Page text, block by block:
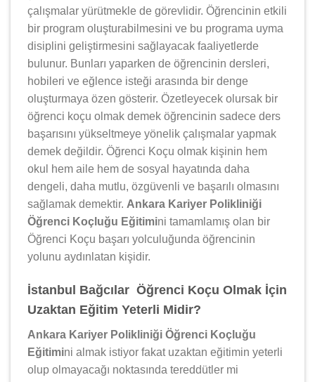
çalışmalar yürütmekle de görevlidir. Öğrencinin etkili
bir program oluşturabilmesini ve bu programa uyma
disiplini geliştirmesini sağlayacak faaliyetlerde
bulunur. Bunları yaparken de öğrencinin dersleri,
hobileri ve eğlence isteği arasında bir denge
oluşturmaya özen gösterir. Özetleyecek olursak bir
öğrenci koçu olmak demek öğrencinin sadece ders
başarısını yükseltmeye yönelik çalışmalar yapmak
demek değildir. Öğrenci Koçu olmak kişinin hem
okul hem aile hem de sosyal hayatında daha
dengeli, daha mutlu, özgüvenli ve başarılı olmasını
sağlamak demektir. Ankara Kariyer Polikliniği
Öğrenci Koçluğu Eğitimini tamamlamış olan bir
Öğrenci Koçu başarı yolculuğunda öğrencinin
yolunu aydınlatan kişidir.
İstanbul Bağcılar Öğrenci Koçu Olmak İçin
Uzaktan Eğitim Yeterli Midir?
Ankara Kariyer Polikliniği Öğrenci Koçluğu
Eğitimini almak istiyor fakat uzaktan eğitimin yeterli
olup olmayacağı noktasında tereddütler mi